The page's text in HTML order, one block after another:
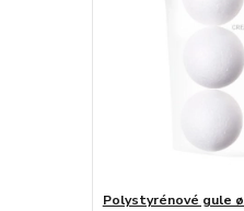
Polystyrénové gule ø